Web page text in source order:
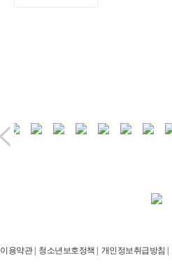
이용약관| 청소년보호정책 | 개인정보취급방침 |